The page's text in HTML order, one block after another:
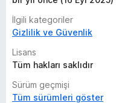
İlgili kategoriler
Gizlilik ve Güvenlik
Lisans
Tüm hakları saklıdır
Sürüm geçmişi
Tüm sürümleri göster